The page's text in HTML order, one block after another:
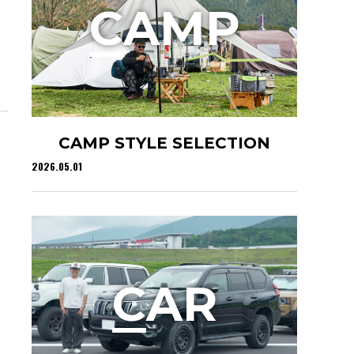
CAMP STYLE SELECTION
2026.05.01
CAMP
CAR